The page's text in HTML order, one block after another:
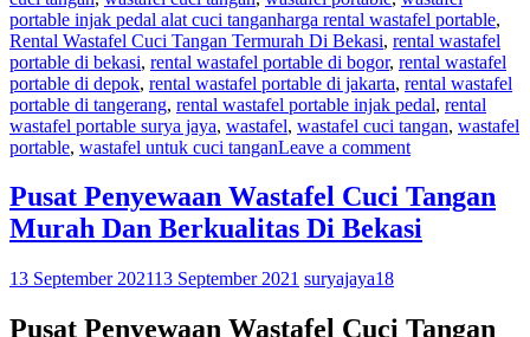
portable injak pedal alat cuci tanganharga rental wastafel portable,
Rental Wastafel Cuci Tangan Termurah Di Bekasi, rental wastafel
portable di bekasi, rental wastafel portable di bogor, rental wastafel
portable di depok, rental wastafel portable di jakarta, rental wastafel
portable di tangerang, rental wastafel portable injak pedal, rental
wastafel portable surya jaya, wastafel, wastafel cuci tangan, wastafel
portable, wastafel untuk cuci tanganLeave a comment
Pusat Penyewaan Wastafel Cuci Tangan
Murah Dan Berkualitas Di Bekasi
13 September 202113 September 2021 suryajaya18
Pusat Penyewaan Wastafel Cuci Tangan